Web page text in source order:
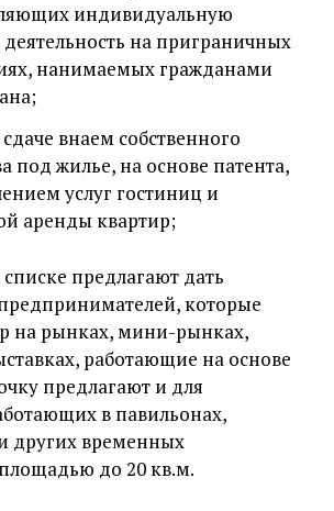
индивидуальную
на приграничных
нанимаемых гражданами
внаем собственного
под жилье, на основе патента,
услуг гостиниц и
аренды квартир;
предлагают дать
которые
на рынках, мини-рынках,
работающие на основе
предлагают и для
в павильонах,
других временных
до 20 кв.м.